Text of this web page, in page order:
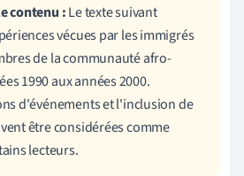
contenu :Le texte suivant
vécues par les immigrés
de la communauté afro-
1990 aux années 2000.
d'événements et l'inclusion de
être considérées comme
lecteurs.